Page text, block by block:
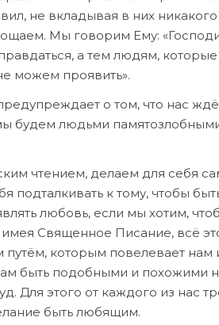
не вкладывая в них
Мы говорим Ему:
а тем людям,
можем проявить».
о том, что нас
будем людьми
чтением, делаем для себя
подталкивать к тому, чтобы
любовь, если мы хотим,
Священное Писание, всё
которым повелевает
быть подобными и похожими
Для этого от каждого из нас
быть любящим.